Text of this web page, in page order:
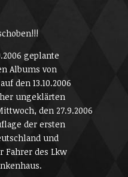
geplante
Albums von
den 13.10.2006
ungeklärten
den 27.9.2006
der ersten
und
Fahrer des Lkw